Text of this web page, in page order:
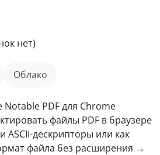
нет)
облако
PDF для Chrome
файлы PDF в браузере
ASCII-дескрипторы или как
файла без расширения →